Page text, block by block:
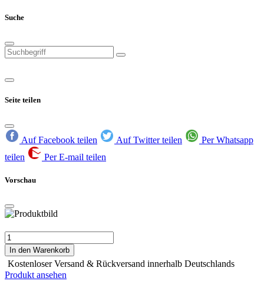
Suche
Seite teilen
Auf Facebook teilen Auf Twitter teilen
Per Whatsapp
teilen
Per E-mail teilen
Vorschau
In den Warenkorb
Kostenloser Versand & Rückversand innerhalb Deutschlands
Produkt ansehen